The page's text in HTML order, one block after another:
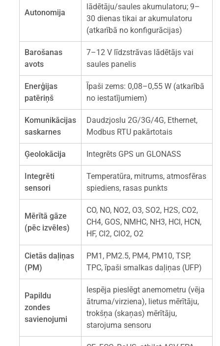
Autonomija
lādētāju/saules akumulatoru; 9–
30 dienas tikai ar akumulatoru
(atkarībā no konfigurācijas)
Barošanas
avots
7–12 V līdzstrāvas lādētājs vai
saules panelis
Enerģijas
patēriņš
Īpaši zems: 0,08–0,55 W (atkarībā
no iestatījumiem)
Komunikācijas
saskarnes
Daudzjoslu 2G/3G/4G, Ethernet,
Modbus RTU pakārtotais
Ģeolokācija Integrēts GPS un GLONASS
Integrēti
sensori
Temperatūra, mitrums, atmosfēras
spiediens, rasas punkts
Mērītā gāze
(pēc izvēles)
CO, NO, NO2, O3, SO2, H2S, CO2,
CH4, GOS, NMHC, NH3, HCl, HCN,
HF, Cl2, ClO2, O2
Cietās daļiņas
(PM)
PM1, PM2.5, PM4, PM10, TSP,
TPC, īpaši smalkas daļiņas (UFP)
Papildu
zondes
savienojumi
Iespēja pieslēgt anemometru (vēja
ātruma/virziena), lietus mērītāju,
trokšņa (skaņas) mērītāju,
starojuma sensoru